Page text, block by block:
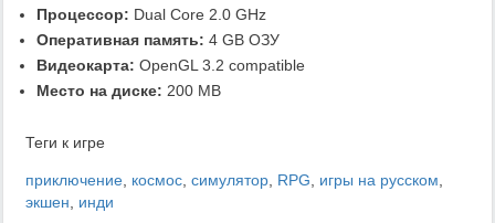
Процессор: Dual Core 2.0 GHz
Оперативная память: 4 GB ОЗУ
Видеокарта: OpenGL 3.2 compatible
Место на диске: 200 MB
Теги к игре
приключение, космос, симулятор, RPG, игры на русском,
экшен, инди